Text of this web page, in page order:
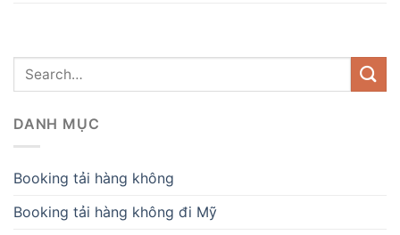
DANH MỤC
Booking tải hàng không
Booking tải hàng không đi Mỹ